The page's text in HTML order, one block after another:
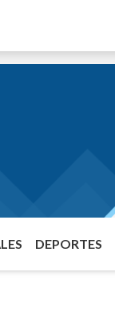
DEPORTES